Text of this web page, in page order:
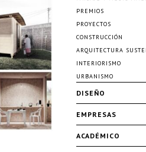
PREMIOS
PROYECTOS
CONSTRUCCIÓN
ARQUITECTURA
INTERIORISMO
URBANISMO
DISEÑO
EMPRESAS
ACADÉMICO